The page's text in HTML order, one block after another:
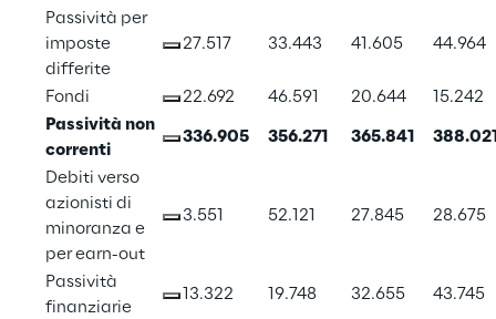
Passività per
imposte
differite
27.517 33.443 41.605 44.964
Fondi 22.692 46.591 20.644
15.242
Passività non
correnti
336.905 356.271 365.841
Debiti verso
azionisti di
minoranza e
per earn-out
3.551 52.121 27.845 28.675
Passività
finanziarie
13.322 19.748 32.655 43.745